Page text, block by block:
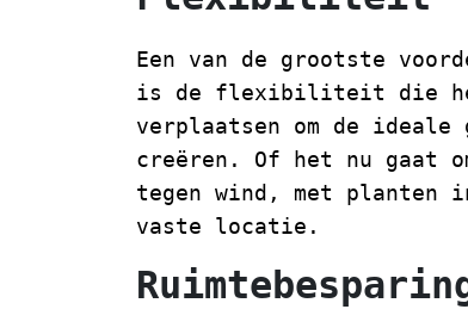
Een van de grootste
is de flexibiliteit die
verplaatsen om de ideale
creëren. Of het nu gaat
tegen wind, met planten
vaste locatie.